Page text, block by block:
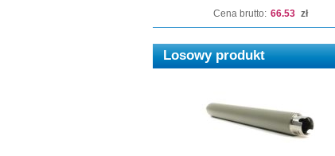
Cena brutto: 66.53 zł
Losowy produkt